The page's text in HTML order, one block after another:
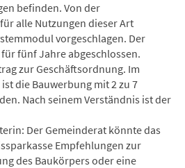
befinden. Von der
alle Nutzungen dieser Art
vorgeschlagen. Der
fünf Jahre abgeschlossen.
zur Geschäftsordnung. Im
die Bauwerbung mit 2 zu 7
Nach seinem Verständnis ist der
Der Gemeinderat könnte das
Empfehlungen zur
des Baukörpers oder eine